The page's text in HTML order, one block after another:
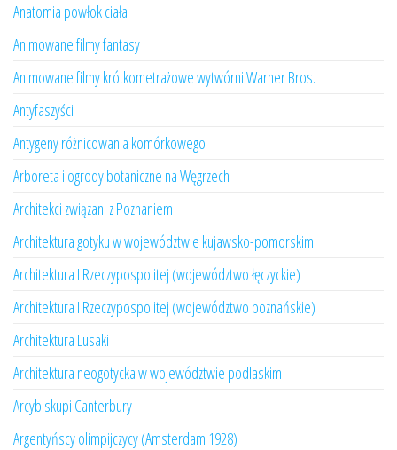
Anatomia powłok ciała
Animowane filmy fantasy
Animowane filmy krótkometrażowe wytwórni Warner Bros.
Antyfaszyści
Antygeny różnicowania komórkowego
Arboreta i ogrody botaniczne na Węgrzech
Architekci związani z Poznaniem
Architektura gotyku w województwie kujawsko-pomorskim
Architektura I Rzeczypospolitej (województwo łęczyckie)
Architektura I Rzeczypospolitej (województwo poznańskie)
Architektura Lusaki
Architektura neogotycka w województwie podlaskim
Arcybiskupi Canterbury
Argentyńscy olimpijczycy (Amsterdam 1928)